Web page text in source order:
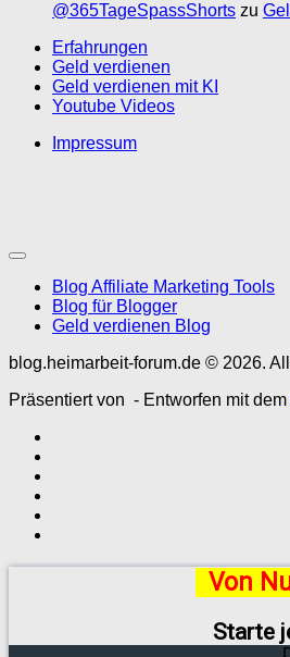
@365TageSpassShorts zu
Erfahrungen
Geld verdienen
Geld verdienen mit KI
Youtube Videos
Impressum
Blog Affiliate Marketing Tools
Blog für Blogger
Geld verdienen Blog
blog.heimarbeit-forum.de © 2026.
Präsentiert von - Entworfen mit dem
Von
Starte